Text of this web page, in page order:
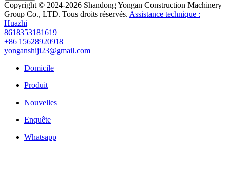
Copyright © 2024-2026 Shandong Yongan Construction Machinery
Group Co., LTD. Tous droits réservés. Assistance technique :
Huazhi
8618353181619
+86 15628920918
yonganshiji23@gmail.com
Domicile
Produit
Nouvelles
Enquête
Whatsapp